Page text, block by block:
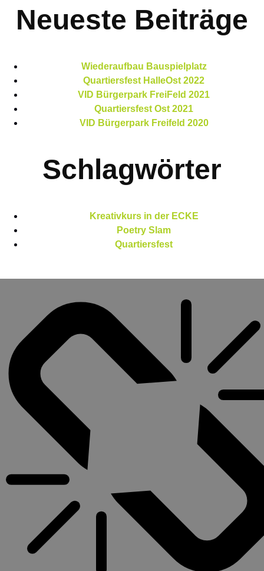
Neueste Beiträge
Wiederaufbau Bauspielplatz
Quartiersfest HalleOst 2022
VID Bürgerpark FreiFeld 2021
Quartiersfest Ost 2021
VID Bürgerpark Freifeld 2020
Schlagwörter
Kreativkurs in der ECKE
Poetry Slam
Quartiersfest